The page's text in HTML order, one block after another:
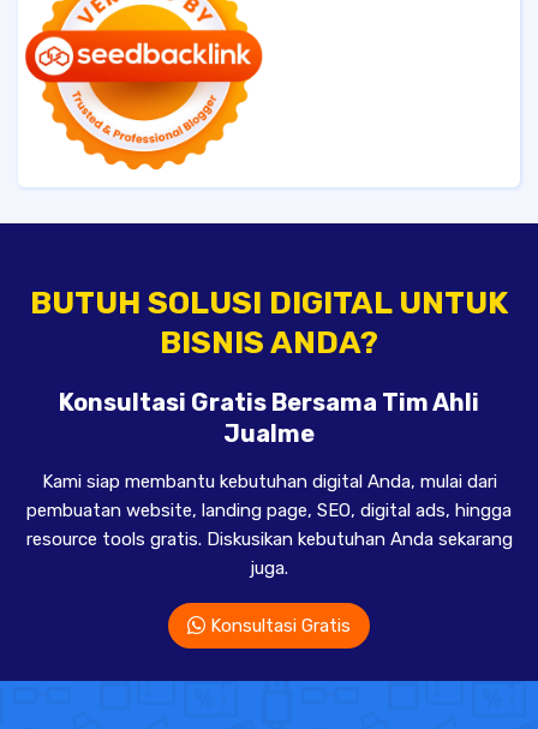
BUTUH SOLUSI DIGITAL UNTUK
BISNIS ANDA?
Konsultasi Gratis Bersama Tim Ahli
Jualme
Kami siap membantu kebutuhan digital Anda, mulai dari
pembuatan website, landing page, SEO, digital ads, hingga
resource tools gratis. Diskusikan kebutuhan Anda sekarang
juga.
Konsultasi Gratis